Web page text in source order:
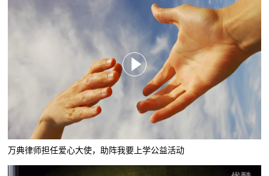
万典律师担任爱心大使，助阵我要上学公益活动